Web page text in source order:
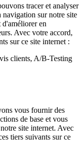
tracer et analyser
navigation sur notre site
en
Avec votre accord,
sur ce site internet :
clients, A/B-Testing
vous fournir des
de base et vous
site internet. Avec
tiers suivants sur ce